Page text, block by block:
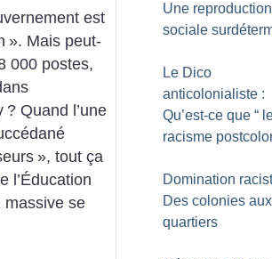
est
». Mais peut-
000 postes,
? Quand l’une
», tout ça
l’Éducation
massive se
Une reproduction
sociale
Le Dico
anticolonialiste :
Qu’est-ce que “
racisme
Domination
Des colonies aux
quartiers